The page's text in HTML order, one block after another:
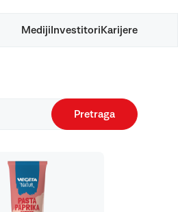
Mediji Investitori Karijere
Pretraga